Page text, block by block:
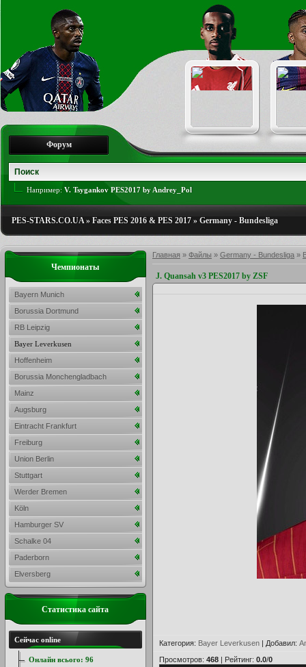
Форум
Например: V. Tsygankov PES2017 by Andrey_Pol
PES-STARS.CO.UA» Faces PES 2016 & PES 2017 » Germany - Bundesliga
Главная » Файлы » Germany - Bundesliga »
J. Quansah v3 PES2017 by ZSF
Категория: Bayer Leverkusen | Добавил:
Просмотров: 468 | Рейтинг: 0.0/0
Чемпионаты
Bayern Munich
Borussia Dortmund
RB Leipzig
Bayer Leverkusen
Hoffenheim
Borussia Monchengladbach
Mainz
Augsburg
Eintracht Frankfurt
Freiburg
Union Berlin
Stuttgart
Werder Bremen
Köln
Hamburger SV
Schalke 04
Paderborn
Elversberg
Статистика сайта
Сейчас online
Онлайн всього: 96